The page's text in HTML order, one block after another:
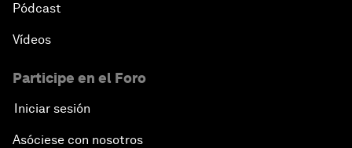
Pódcast
Vídeos
Participe en el Foro
Iniciar sesión
Asóciese con nosotros